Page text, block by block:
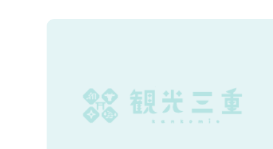
や和洋室など多彩な客室を備え、窓からはリゾート